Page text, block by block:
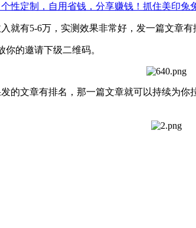
性定制，自用省钱，分享赚钱！抓住美印兔
有5-6万，实测效果非常好，发一篇文章有
的邀请下级二维码。
文章有排名，那一篇文章就可以持续为你